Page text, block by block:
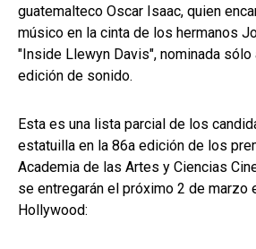
guatemalteco Oscar Isaac, quien
músico en la cinta de los hermanos
"Inside Llewyn Davis", nominada
edición de sonido.
Esta es una lista parcial de los
estatuilla en la 86a edición de los
Academia de las Artes y Ciencias
se entregarán el próximo 2 de marzo
Hollywood: